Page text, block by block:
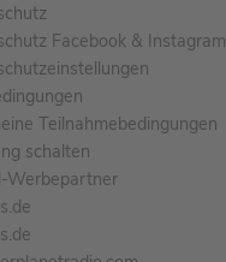
Facebook & Instagram
Teilnahmebedingungen
schalten
Werbepartner